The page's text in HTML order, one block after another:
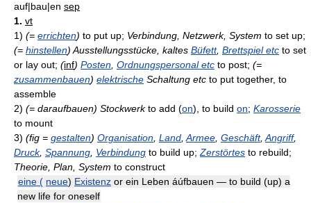
auf|bau|en sep
1. vt
1) (= errichten) to put up; Verbindung, Netzwerk, System to set up;
(= hinstellen) Ausstellungsstücke, kaltes Büfett, Brettspiel etc to set
or lay out; (inf) Posten, Ordnungspersonal etc to post; (=
zusammenbauen) elektrische Schaltung etc to put together, to
assemble
2) (= daraufbauen) Stockwerkto add (on), to build on; Karosserie
to mount
3) (fig = gestalten) Organisation, Land,Armee, Geschäft,Angriff,
Druck, Spannung, Verbindung to build up;Zerstörtes to rebuild;
Theorie, Plan, System to construct
eine ( neue) Existenz or ein Leben áúfbauen — to build (up) a
new life for oneself